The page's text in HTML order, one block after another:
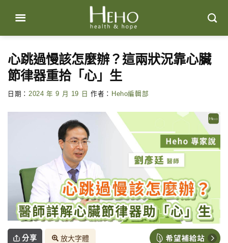
content
心跳過慢該怎麼辦？這兩狀況靠心臟
節律器重拾「心」生
日期： 2024 年 9 月 19 日 作者： Heho編輯部
分享 放大字體